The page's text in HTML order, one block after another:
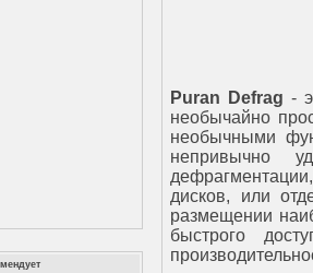
Puran Defrag -
необычайно
необычными
непривычно
дисков, или
размещении
быстрого